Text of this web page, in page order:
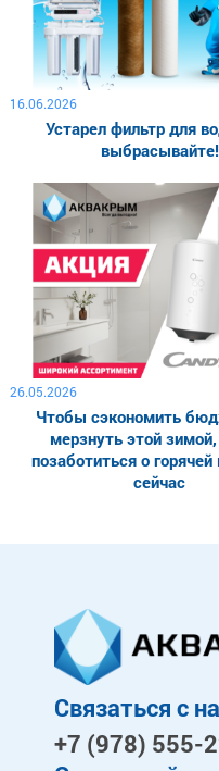
16.06.2026
Устарел фильтр для
выбрасывайте!
26.05.2026
Чтобы сэкономить
мерзнуть этой
позаботиться о
сейчас
Связаться с
+7 (978) 555-